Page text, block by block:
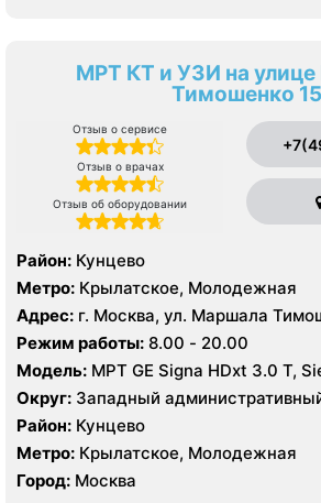
МРТ КТ и УЗИ на
Тимошенко 15
Отзыв о сервисе
Отзыв о врачах
Отзыв об оборудовании
Район: Кунцево
Метро: Крылатское, Молодежная
Адрес: г. Москва, ул. Маршала
Режим работы: 8.00 - 20.00
Модель: МРТ GE Signa HDxt 3.0 T,
Aera 1.5 T, GE Signa Ovation 0.35 T,
VCT XT 64 среза, Siemens Somatom
среза, УЗИ GE Voluson E8, Philips iU22
Округ: Западный
Район: Кунцево
Метро: Крылатское, Молодежная
Город: Москва